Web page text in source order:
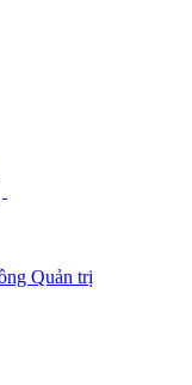
Quản trị